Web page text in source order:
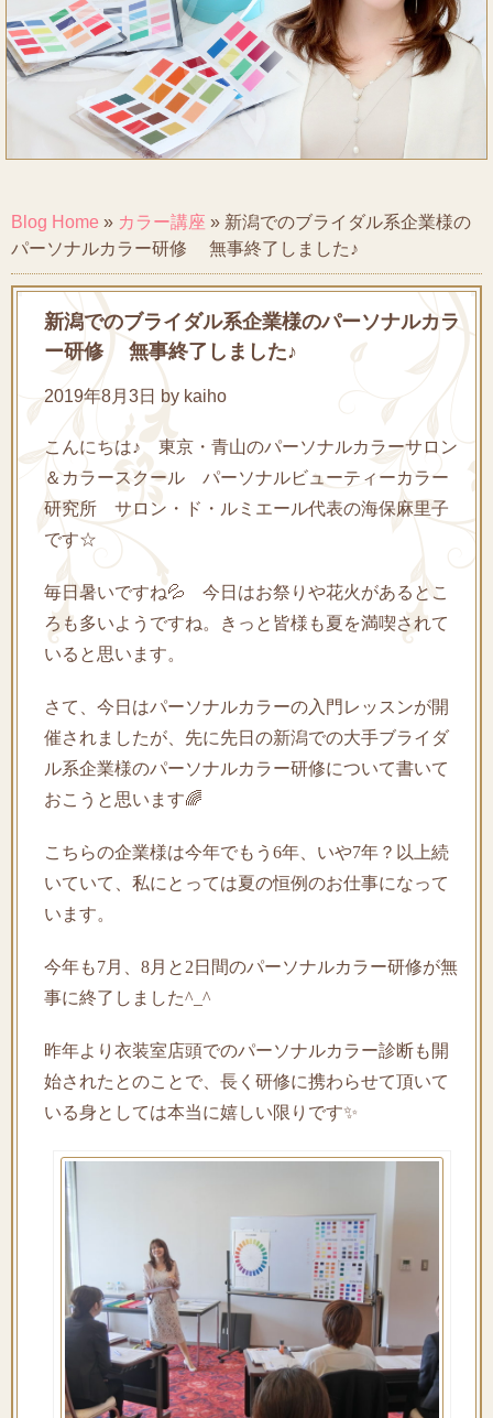
Blog Home » カラー講座 » 新潟でのブライダル系企業様の
パーソナルカラー研修 無事終了しました♪
新潟でのブライダル系企業様のパーソナルカラ
ー研修 無事終了しました♪
2019年8月3日 by kaiho
こんにちは♪ 東京・青山のパーソナルカラーサロン
＆カラースクール パーソナルビューティーカラー
研究所 サロン・ド・ルミエール代表の海保麻里子
です☆
毎日暑いですね💦 今日はお祭りや花火があるとこ
ろも多いようですね。きっと皆様も夏を満喫されて
いると思います。
さて、今日はパーソナルカラーの入門レッスンが開
催されましたが、先に先日の新潟での大手ブライダ
ル系企業様のパーソナルカラー研修について書いて
おこうと思います🌈
こちらの企業様は今年でもう6年、いや7年？以上続
いていて、私にとっては夏の恒例のお仕事になって
います。
今年も7月、8月と2日間のパーソナルカラー研修が無
事に終了しました^_^
昨年より衣装室店頭でのパーソナルカラー診断も開
始されたとのことで、長く研修に携わらせて頂いて
いる身としては本当に嬉しい限りです✨